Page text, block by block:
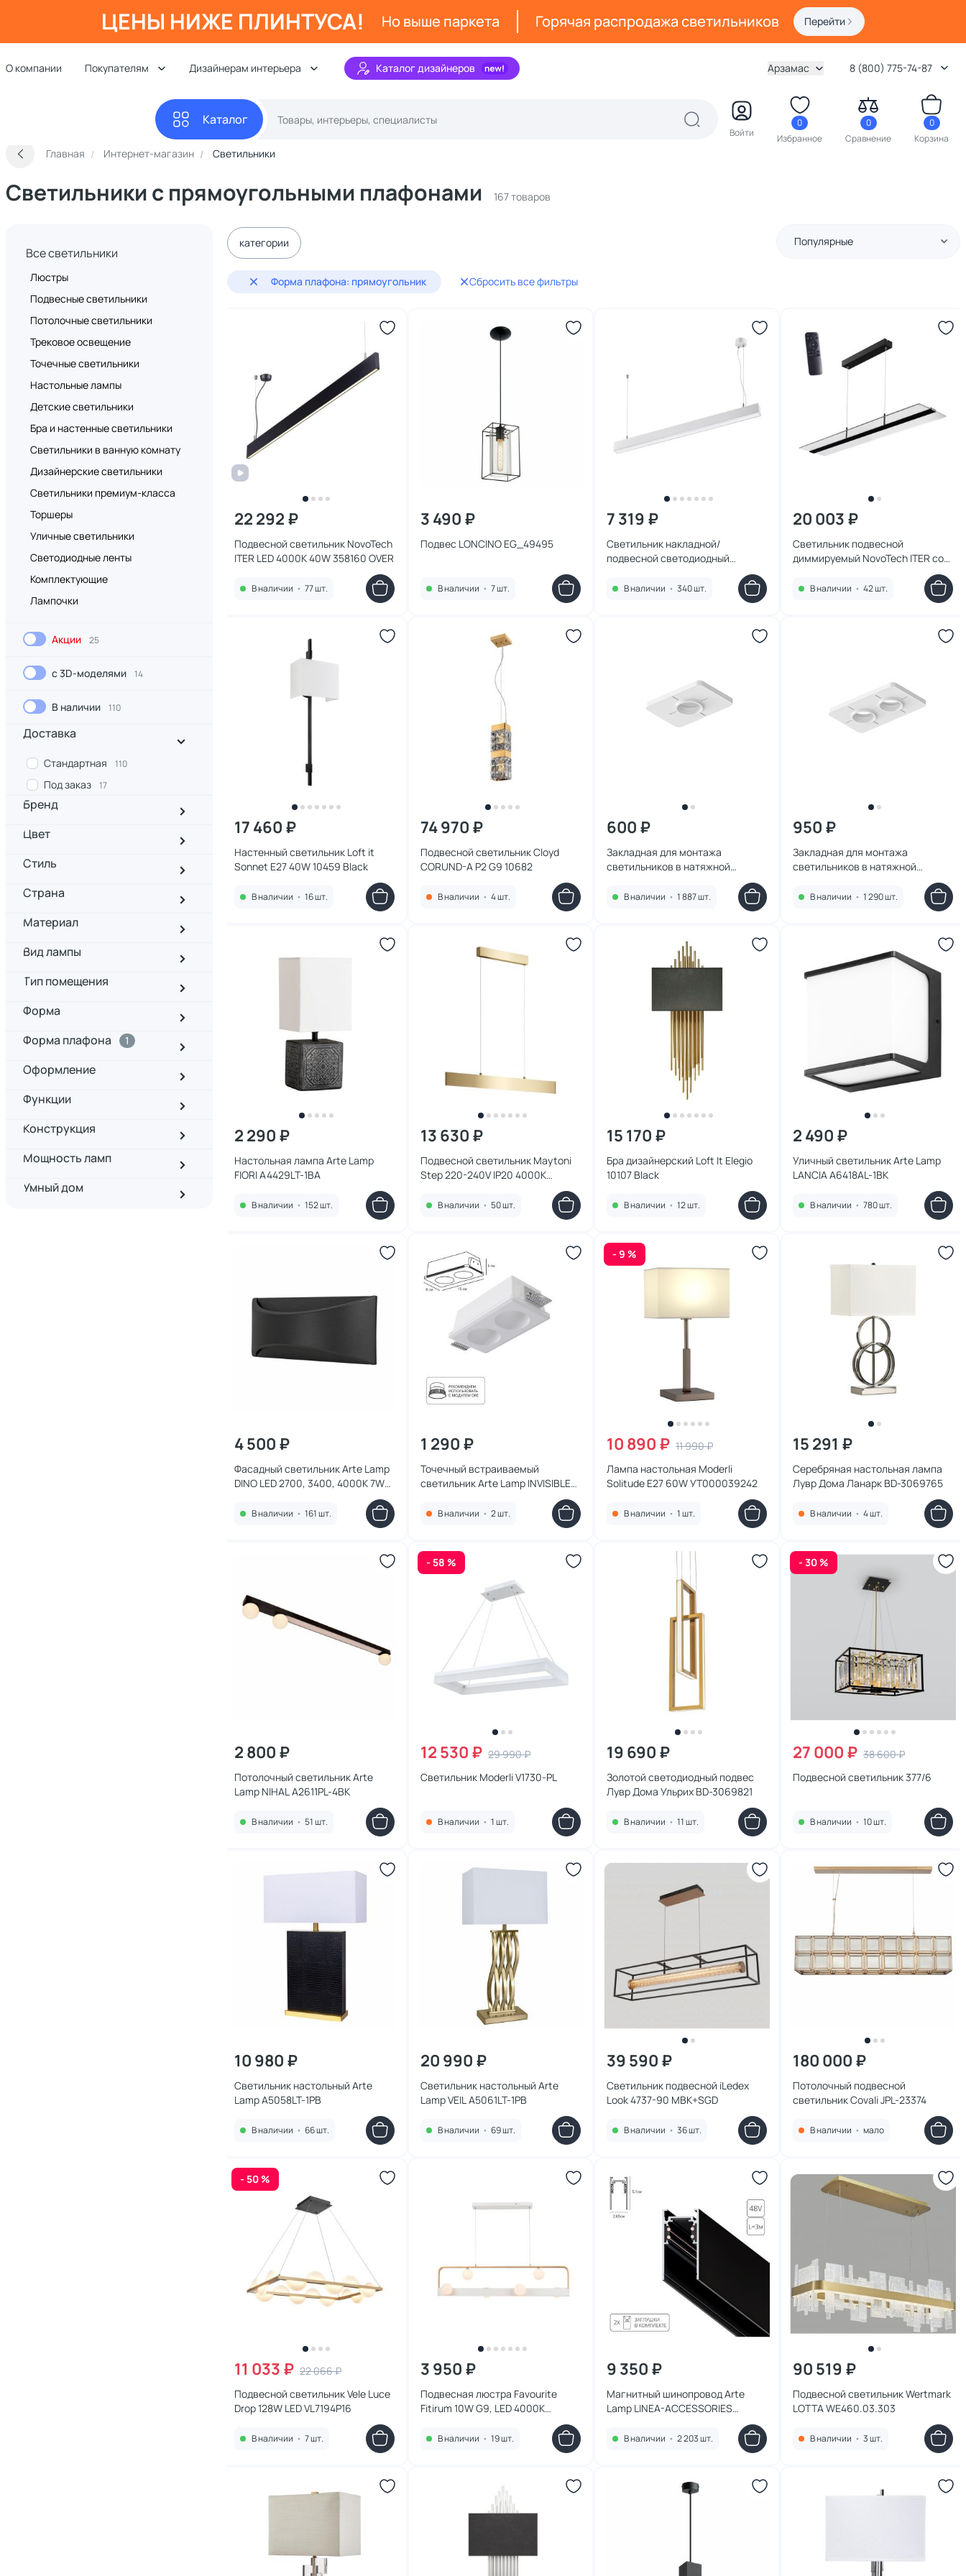
ЦЕНЫ НИЖЕ ПЛИНТУСА! Но выше паркета Горячая распродажа светильников Перейти
О компании Покупателям Дизайнерам интерьера Каталог дизайнеров Арзамас 8 (800) 775-74-87
Каталог
Войти
0
Избранное
0
Сравнение
0
Корзина
Главная Интернет-магазин Светильники
Светильники с прямоугольными плафонами 167 товаров
Все светильники
Люстры
Подвесные светильники
Потолочные светильники
Трековое освещение
Точечные светильники
Настольные лампы
Детские светильники
Бра и настенные светильники
Светильники в ванную комнату
Дизайнерские светильники
Светильники премиум-класса
Торшеры
Уличные светильники
Светодиодные ленты
Комплектующие
Лампочки
Акции 25
с 3D-моделями 14
В наличии 110
Доставка
Стандартная 110
Под заказ 17
Бренд
Цвет
Стиль
Страна
Материал
Вид лампы
Тип помещения
Форма
Форма плафона
1
Оформление
Функции
Конструкция
Мощность ламп
Умный дом
категории
Форма плафона: прямоугольник Сбросить все фильтры
Популярные
22 292 ₽
Подвесной светильник NovoTech
ITER LED 4000K 40W 358160 OVER
В наличии • 77 шт.
3 490 ₽
Подвес LONCINO EG_49495
В наличии • 7 шт.
7 319 ₽
Светильник накладной/
подвесной светодиодный
NovoTech ITER LED 4000K 30W
358867 OVER
В наличии • 340 шт.
20 003 ₽
Светильник подвесной
диммируемый NovoTech ITER со
сменой цветовой температуры
LED 3000~6000К 50W 358992
В наличии • 42 шт.
17 460 ₽
Настенный светильник Loft it
Sonnet E27 40W 10459 Black
В наличии • 16 шт.
74 970 ₽
Подвесной светильник Cloyd
CORUND-A P2 G9 10682
В наличии • 4 шт.
600 ₽
Закладная для монтажа
светильников в натяжной
ACCESSORIES A709001 белая
В наличии • 1 887 шт.
950 ₽
Закладная для монтажа
светильников в натяжной
ACCESSORIES A709002 белая
В наличии • 1 290 шт.
2 290 ₽
Настольная лампа Arte Lamp
FIORI A4429LT-1BA
В наличии • 152 шт.
13 630 ₽
Подвесной светильник Maytoni
Step 220-240V IP20 4000K
В наличии • 50 шт.
15 170 ₽
Бра дизайнерский Loft It Elegio
10107 Black
В наличии • 12 шт.
2 490 ₽
Уличный светильник Arte Lamp
LANCIA A6418AL-1BK
В наличии • 780 шт.
4 500 ₽
Фасадный светильник Arte Lamp
DINO LED 2700, 3400, 4000K 7W
В наличии • 161 шт.
1 290 ₽
Точечный встраиваемый
светильник Arte Lamp INVISIBLE
GU10 35W A9286PL-2WH белый
В наличии • 2 шт.
- 9 %
10 890 ₽ 11 990 ₽
Лампа настольная Moderli
Solitude E27 60W УТ000039242
В наличии • 1 шт.
15 291 ₽
Серебряная настольная лампа
Лувр Дома Ланарк BD-3069765
В наличии • 4 шт.
2 800 ₽
Потолочный светильник Arte
Lamp NIHAL A2611PL-4BK
В наличии • 51 шт.
- 58 %
12 530 ₽ 29 990 ₽
Светильник Moderli V1730-PL
В наличии • 1 шт.
19 690 ₽
Золотой светодиодный подвес
Лувр Дома Ульрих BD-3069821
В наличии • 11 шт.
- 30 %
27 000 ₽ 38 600 ₽
Подвесной светильник 377/6
В наличии • 10 шт.
10 980 ₽
Светильник настольный Arte
Lamp A5058LT-1PB
В наличии • 66 шт.
20 990 ₽
Светильник настольный Arte
Lamp VEIL A5061LT-1PB
В наличии • 69 шт.
39 590 ₽
Светильник подвесной iLedex
Look 4737-90 MBK+SGD
В наличии • 36 шт.
180 000 ₽
Потолочный подвесной
светильник Covali JPL-23374
В наличии • мало
- 50 %
11 033 ₽ 22 066 ₽
Подвесной светильник Vele Luce
Drop 128W LED VL7194P16
В наличии • 7 шт.
3 950 ₽
Подвесная люстра Favourite
Fitirum 10W G9, LED 4000К
В наличии • 19 шт.
9 350 ₽
Магнитный шинопровод Arte
Lamp LINEA-ACCESSORIES
В наличии • 2 203 шт.
90 519 ₽
Подвесной светильник Wertmark
LOTTA WE460.03.303
В наличии • 3 шт.